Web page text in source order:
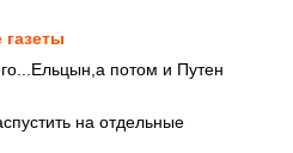
потом и Путен
на отдельные